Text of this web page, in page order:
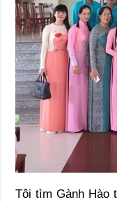
Tôi tìm Gành Hào